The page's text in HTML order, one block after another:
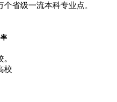
省级一流本科专业点。